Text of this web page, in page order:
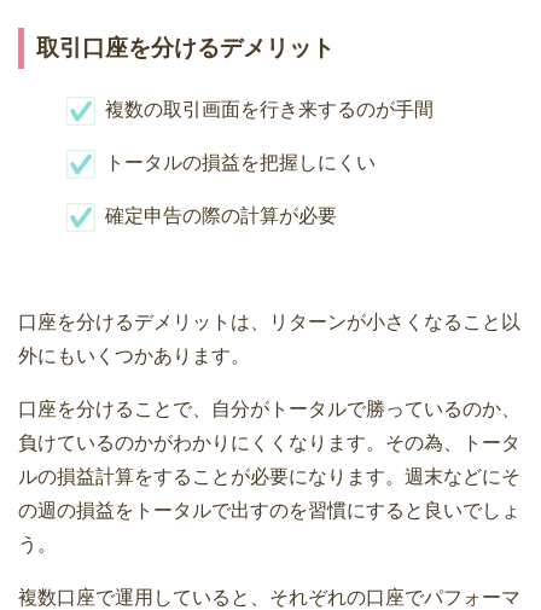
取引口座を分けるデメリット
複数の取引画面を行き来するのが手間
トータルの損益を把握しにくい
確定申告の際の計算が必要
口座を分けるデメリットは、リターンが小さくなること以
外にもいくつかあります。
口座を分けることで、自分がトータルで勝っているのか、
負けているのかがわかりにくくなります。その為、トータ
ルの損益計算をすることが必要になります。週末などにそ
の週の損益をトータルで出すのを習慣にすると良いでしょ
う。
複数口座で運用していると、それぞれの口座でパフォーマ